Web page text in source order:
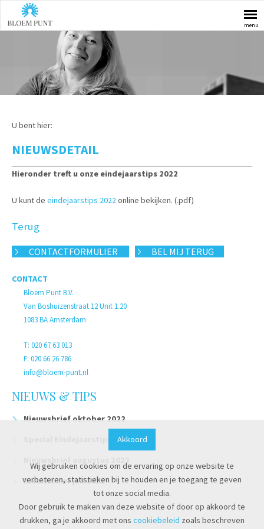
menu
U bent hier:
NIEUWSDETAIL
Hieronder treft u onze eindejaarstips 2022
U kunt de eindejaarstips 2022online bekijken. (.pdf)
Terug
CONTACTFORMULIER BEL MIJ TERUG
CONTACT
Bloem Punt B.V.
Van Boshuizenstraat 12 Unit 1.20
1083 BA Amsterdam
T: 020 67 63 013
F: 020 66 26 786
info@bloem-punt.nl
NIEUWS & TIPS
Nieuwsbrief oktober 2022
Special Eindejaarstips 2022
Nieuwsbrief juli 2022
Akkoord
Wij gebruiken cookies om de ervaring op onze website te
verbeteren, statistieken bij te houden en je toegang te geven
tot onze social media.
Door gebruik te maken van deze website of door op akkoord te
drukken, ga je akkoord met ons cookiebeleid zoals beschreven